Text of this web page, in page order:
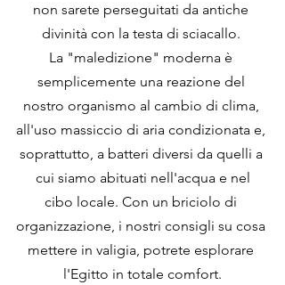
non sarete perseguitati da antiche
divinità con la testa di sciacallo.
La "maledizione" moderna è
semplicemente una reazione del
nostro organismo al cambio di clima,
all'uso massiccio di aria condizionata e,
soprattutto, a batteri diversi da quelli a
cui siamo abituati nell'acqua e nel
cibo locale. Con un briciolo di
organizzazione, i nostri consigli su cosa
mettere in valigia, potrete esplorare
l'Egitto in totale comfort.